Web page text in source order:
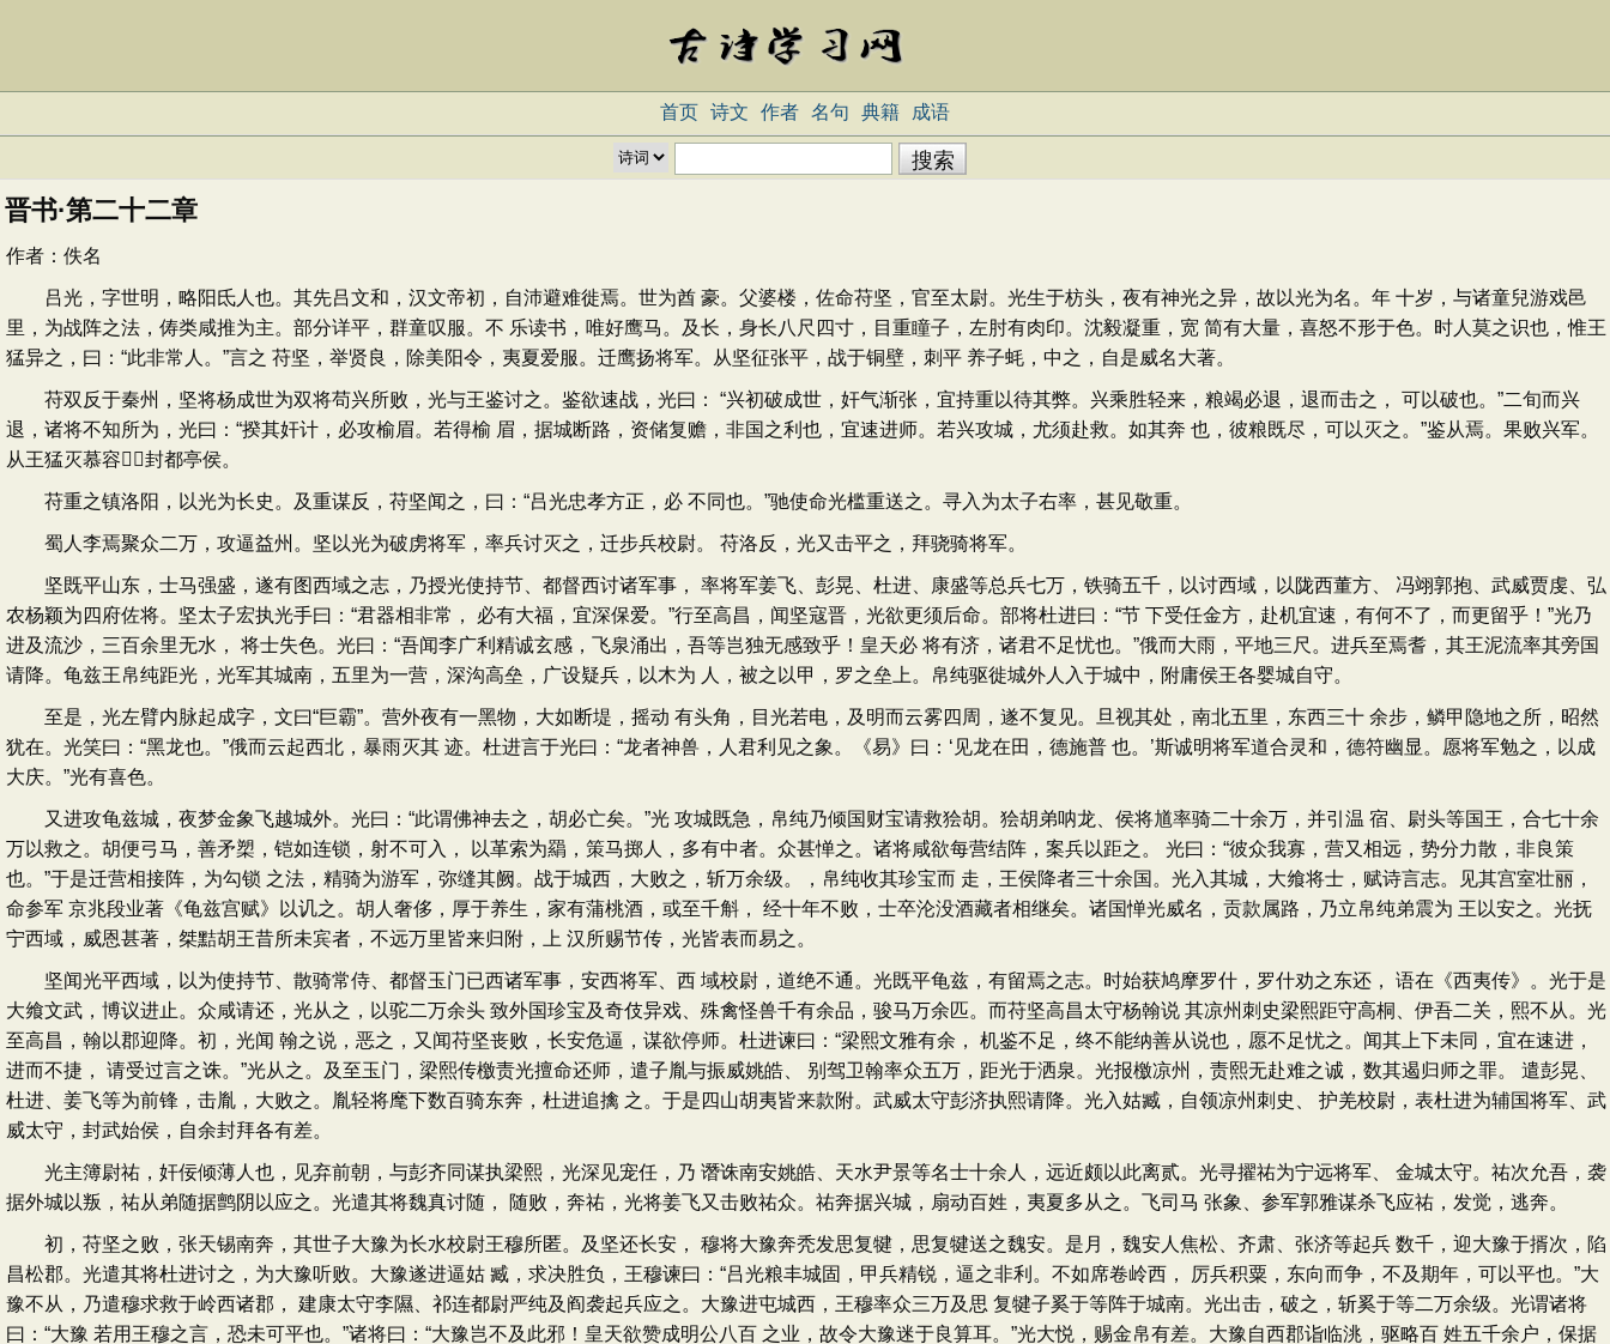
首页 诗文 作者 名句 典籍 成语
晋书·第二十二章
作者： 佚名
吕光，字世明，略阳氐人也。其先吕文和，汉文帝初，自沛避难徙焉。世为酋 豪。父婆楼，佐命苻坚，官至太尉。光生于枋头，夜有神光之异，故以光为名。年 十岁，与诸童兒游戏邑
里，为战阵之法，俦类咸推为主。部分详平，群童叹服。不 乐读书，唯好鹰马。及长，身长八尺四寸，目重瞳子，左肘有肉印。沈毅凝重，宽 简有大量，喜怒不形于色。时人莫之识也，惟王
猛异之，曰：“此非常人。”言之 苻坚，举贤良，除美阳令，夷夏爱服。迁鹰扬将军。从坚征张平，战于铜壁，刺平 养子蚝，中之，自是威名大著。
苻双反于秦州，坚将杨成世为双将苟兴所败，光与王鉴讨之。鉴欲速战，光曰： “兴初破成世，奸气渐张，宜持重以待其弊。兴乘胜轻来，粮竭必退，退而击之， 可以破也。”二旬而兴
退，诸将不知所为，光曰：“揆其奸计，必攻榆眉。若得榆 眉，据城断路，资储复赡，非国之利也，宜速进师。若兴攻城，尤须赴救。如其奔 也，彼粮既尽，可以灭之。”鉴从焉。果败兴军。
从王猛灭慕容，封都亭侯。
苻重之镇洛阳，以光为长史。及重谋反，苻坚闻之，曰：“吕光忠孝方正，必 不同也。”驰使命光槛重送之。寻入为太子右率，甚见敬重。
蜀人李焉聚众二万，攻逼益州。坚以光为破虏将军，率兵讨灭之，迁步兵校尉。 苻洛反，光又击平之，拜骁骑将军。
坚既平山东，士马强盛，遂有图西域之志，乃授光使持节、都督西讨诸军事， 率将军姜飞、彭晃、杜进、康盛等总兵七万，铁骑五千，以讨西域，以陇西董方、 冯翊郭抱、武威贾虔、弘
农杨颖为四府佐将。坚太子宏执光手曰：“君器相非常， 必有大福，宜深保爱。”行至高昌，闻坚寇晋，光欲更须后命。部将杜进曰：“节 下受任金方，赴机宜速，有何不了，而更留乎！”光乃
进及流沙，三百余里无水， 将士失色。光曰：“吾闻李广利精诚玄感，飞泉涌出，吾等岂独无感致乎！皇天必 将有济，诸君不足忧也。”俄而大雨，平地三尺。进兵至焉耆，其王泥流率其旁国
请降。龟兹王帛纯距光，光军其城南，五里为一营，深沟高垒，广设疑兵，以木为 人，被之以甲，罗之垒上。帛纯驱徙城外人入于城中，附庸侯王各婴城自守。
至是，光左臂内脉起成字，文曰“巨霸”。营外夜有一黑物，大如断堤，摇动 有头角，目光若电，及明而云雾四周，遂不复见。旦视其处，南北五里，东西三十 余步，鳞甲隐地之所，昭然
犹在。光笑曰：“黑龙也。”俄而云起西北，暴雨灭其 迹。杜进言于光曰：“龙者神兽，人君利见之象。《易》曰：‘见龙在田，德施普 也。’斯诚明将军道合灵和，德符幽显。愿将军勉之，以成
大庆。”光有喜色。
又进攻龟兹城，夜梦金象飞越城外。光曰：“此谓佛神去之，胡必亡矣。”光 攻城既急，帛纯乃倾国财宝请救狯胡。狯胡弟呐龙、侯将馗率骑二十余万，并引温 宿、尉头等国王，合七十余
万以救之。胡便弓马，善矛槊，铠如连锁，射不可入， 以革索为羂，策马掷人，多有中者。众甚惮之。诸将咸欲每营结阵，案兵以距之。 光曰：“彼众我寡，营又相远，势分力散，非良策
也。”于是迁营相接阵，为勾锁 之法，精骑为游军，弥缝其阙。战于城西，大败之，斩万余级。，帛纯收其珍宝而 走，王侯降者三十余国。光入其城，大飨将士，赋诗言志。见其宫室壮丽，
命参军 京兆段业著《龟兹宫赋》以讥之。胡人奢侈，厚于养生，家有蒲桃酒，或至千斛， 经十年不败，士卒沦没酒藏者相继矣。诸国惮光威名，贡款属路，乃立帛纯弟震为 王以安之。光抚
宁西域，威恩甚著，桀黠胡王昔所未宾者，不远万里皆来归附，上 汉所赐节传，光皆表而易之。
坚闻光平西域，以为使持节、散骑常侍、都督玉门已西诸军事，安西将军、西 域校尉，道绝不通。光既平龟兹，有留焉之志。时始获鸠摩罗什，罗什劝之东还， 语在《西夷传》。光于是
大飨文武，博议进止。众咸请还，光从之，以驼二万余头 致外国珍宝及奇伎异戏、殊禽怪兽千有余品，骏马万余匹。而苻坚高昌太守杨翰说 其凉州刺史梁熙距守高桐、伊吾二关，熙不从。光
至高昌，翰以郡迎降。初，光闻 翰之说，恶之，又闻苻坚丧败，长安危逼，谋欲停师。杜进谏曰：“梁熙文雅有余， 机鉴不足，终不能纳善从说也，愿不足忧之。闻其上下未同，宜在速进，
进而不捷， 请受过言之诛。”光从之。及至玉门，梁熙传檄责光擅命还师，遣子胤与振威姚皓、 别驾卫翰率众五万，距光于洒泉。光报檄凉州，责熙无赴难之诚，数其遏归师之罪。 遣彭晃、
杜进、姜飞等为前锋，击胤，大败之。胤轻将麾下数百骑东奔，杜进追擒 之。于是四山胡夷皆来款附。武威太守彭济执熙请降。光入姑臧，自领凉州刺史、 护羌校尉，表杜进为辅国将军、武
威太守，封武始侯，自余封拜各有差。
光主簿尉祐，奸佞倾薄人也，见弃前朝，与彭齐同谋执梁熙，光深见宠任，乃 谮诛南安姚皓、天水尹景等名士十余人，远近颇以此离贰。光寻擢祐为宁远将军、 金城太守。祐次允吾，袭
据外城以叛，祐从弟随据鹯阴以应之。光遣其将魏真讨随， 随败，奔祐，光将姜飞又击败祐众。祐奔据兴城，扇动百姓，夷夏多从之。飞司马 张象、参军郭雅谋杀飞应祐，发觉，逃奔。
初，苻坚之败，张天锡南奔，其世子大豫为长水校尉王穆所匿。及坚还长安， 穆将大豫奔秃发思复犍，思复犍送之魏安。是月，魏安人焦松、齐肃、张济等起兵 数千，迎大豫于揟次，陷
昌松郡。光遣其将杜进讨之，为大豫听败。大豫遂进逼姑 臧，求决胜负，王穆谏曰：“吕光粮丰城固，甲兵精锐，逼之非利。不如席卷岭西， 厉兵积粟，东向而争，不及期年，可以平也。”大
豫不从，乃遣穆求救于岭西诸郡， 建康太守李隰、祁连都尉严纯及阎袭起兵应之。大豫进屯城西，王穆率众三万及思 复犍子奚于等阵于城南。光出击，破之，斩奚于等二万余级。光谓诸将
曰：“大豫 若用王穆之言，恐未可平也。”诸将曰：“大豫岂不及此邪！皇天欲赞成明公八百 之业，故令大豫迷于良算耳。”光大悦，赐金帛有差。大豫自西郡诣临洮，驱略百 姓五千余户，保据